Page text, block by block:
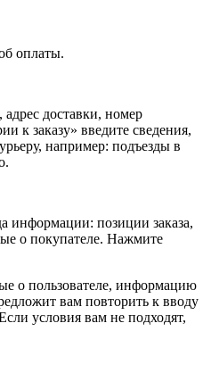
оплаты.
доставки, номер
к заказу» введите сведения,
например: подъезды в
информации: позиции заказа,
о покупателе. Нажмите
о пользователе, информацию
вам повторить к вводу
условия вам не подходят,